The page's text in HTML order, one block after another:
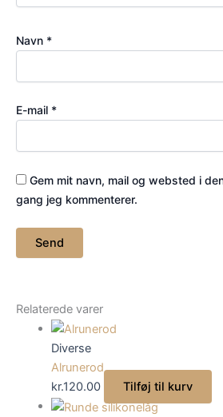
Navn *
E-mail *
Gem mit navn, mail og websted i
gang jeg kommenterer.
Relaterede varer
Diverse
Alrunerod
kr.120.00 Tilføj til kurv